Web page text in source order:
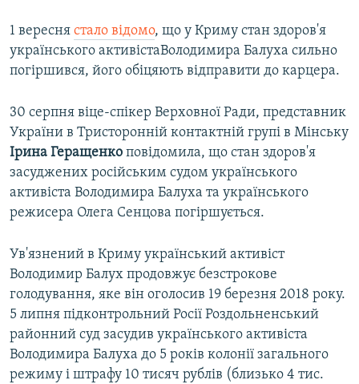
1 вересня стало відомо, що у Криму стан здоров'я
українського активістаВолодимира Балуха сильно
погіршився, його обіцяють відправити до карцера.
​30 серпня віце-спікер Верховної Ради, представник
України в Тристоронній контактній групі в Мінську
Ірина Геращенко повідомила, що стан здоров'я
засуджених російським судом українського
активіста Володимира Балуха та українського
режисера Олега Сенцова погіршується.
Ув'язнений в Криму український активіст
Володимир Балух продовжує безстрокове
голодування, яке він оголосив 19 березня 2018 року.
5 липня підконтрольний Росії Роздольненський
районний суд засудив українського активіста
Володимира Балуха до 5 років колонії загального
режиму і штрафу 10 тисяч рублів (близько 4 тис.